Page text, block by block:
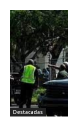
Destacadas